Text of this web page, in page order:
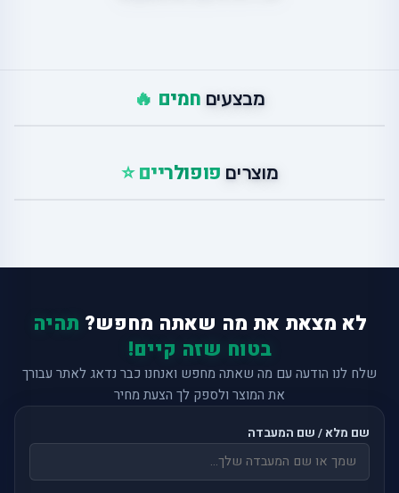
מבצעים חמים 🔥
מוצרים פופולריים ⭐
לא מצאת את מה שאתה מחפש? תהיה
בטוח שזה קיים!
שלח לנו הודעה עם מה שאתה מחפש ואנחנו כבר נדאג לאתר עבורך
את המוצר ולספק לך הצעת מחיר
שם מלא / שם המעבדה